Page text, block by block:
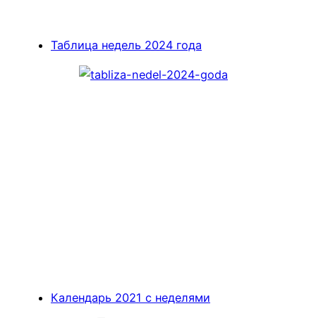
Таблица недель 2024 года
Календарь 2021 с неделями